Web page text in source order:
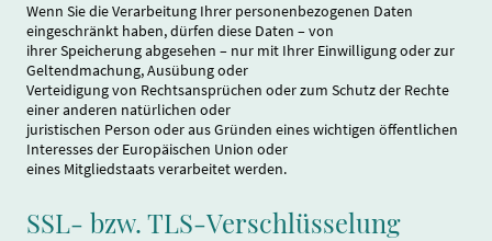
Wenn Sie die Verarbeitung Ihrer personenbezogenen Daten
eingeschränkt haben, dürfen diese Daten – von
ihrer Speicherung abgesehen – nur mit Ihrer Einwilligung oder zur
Geltendmachung, Ausübung oder
Verteidigung von Rechtsansprüchen oder zum Schutz der Rechte
einer anderen natürlichen oder
juristischen Person oder aus Gründen eines wichtigen öffentlichen
Interesses der Europäischen Union oder
eines Mitgliedstaats verarbeitet werden.
SSL- bzw. TLS-Verschlüsselung